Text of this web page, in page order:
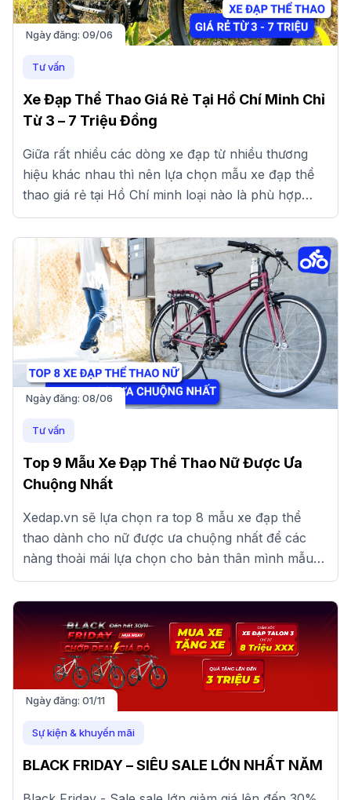
Ngày đăng: 09/06
Tư vấn
Xe Đạp Thể Thao Giá Rẻ Tại Hồ Chí Minh Chỉ
Từ 3 – 7 Triệu Đồng
Giữa rất nhiều các dòng xe đạp từ nhiều thương
hiệu khác nhau thì nên lựa chọn mẫu xe đạp thể
thao giá rẻ tại Hồ Chí minh loại nào là phù hợp
nhất?
Ngày đăng: 08/06
Tư vấn
Top 9 Mẫu Xe Đạp Thể Thao Nữ Được Ưa
Chuộng Nhất
Xedap.vn sẽ lựa chọn ra top 8 mẫu xe đạp thể
thao dành cho nữ được ưa chuộng nhất để các
nàng thoải mái lựa chọn cho bản thân mình mẫu
xe phù hợp nhất nhé!
Ngày đăng: 01/11
Sự kiện & khuyến mãi
BLACK FRIDAY – SIÊU SALE LỚN NHẤT NĂM